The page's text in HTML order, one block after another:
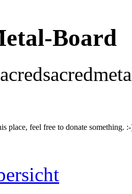
Board
place, feel free to donate something.